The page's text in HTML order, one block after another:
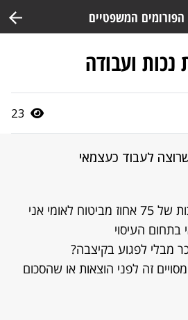
המשפטיים
ועבודה
23
לעבוד כעצמאי
אני מקבל קיצבת נכות של 75 אחוז מביטוח לאומי אני
בתחום העיסוי
מבלי לפגוע בקיצבה?
זה לפני הוצאות או שהסכום